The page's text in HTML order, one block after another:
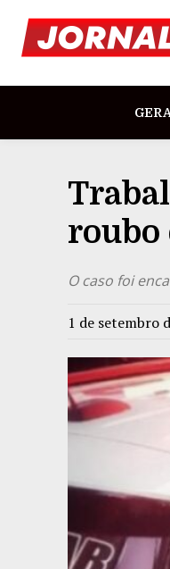
roubo
O caso foi
1 de setembro